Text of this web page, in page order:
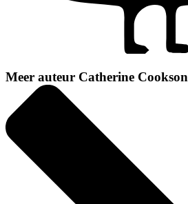
Meer auteur Catherine Cookson